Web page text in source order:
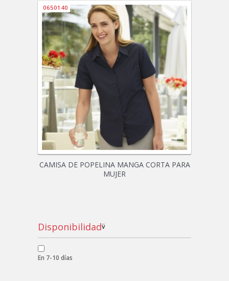
0650140
CAMISA DE POPELINA MANGA CORTA PARA
MUJER
Disponibilidadv
En 7-10 días